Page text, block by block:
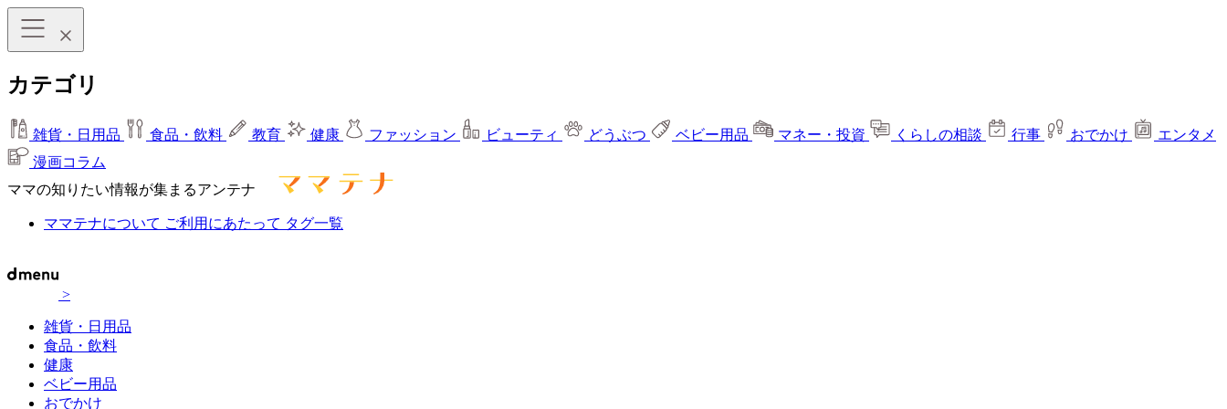
カテゴリ
雑貨・日用品 食品・飲料 教育 健康 ファッション ビューティ どうぶつ ベビー用品 マネー・投資 くらしの相談 行事 おでかけ
エンタメ
漫画コラム
ママの知りたい情報が集まるアンテナ
ママテナについて ご利用にあたって タグ一覧
>
雑貨・日用品
食品・飲料
健康
ベビー用品
おでかけ